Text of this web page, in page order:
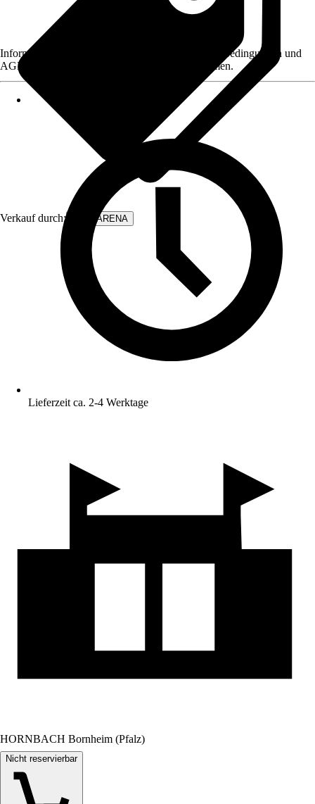
Verkauf durch: WALLARENA
Informationen des Verkäufers, wie z. B. Rückgabebedingungen und
AGB, finden Sie bei Klick auf den Verkäufernamen.
Lieferzeit ca. 2-4 Werktage
HORNBACH Bornheim (Pfalz)
Nicht reservierbar